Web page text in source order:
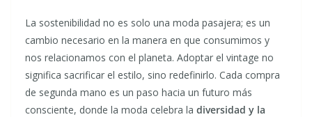
La sostenibilidad no es solo una moda pasajera; es un
cambio necesario en la manera en que consumimos y
nos relacionamos con el planeta. Adoptar el vintage no
significa sacrificar el estilo, sino redefinirlo. Cada compra
de segunda mano es un paso hacia un futuro más
consciente, donde la moda celebra la diversidad y la